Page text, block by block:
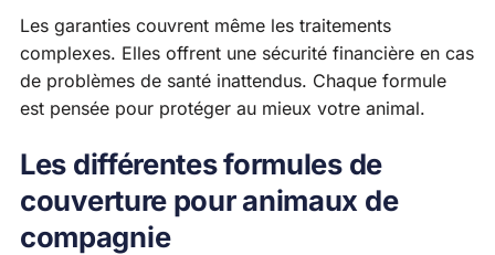
Les garanties couvrent même les traitements
complexes. Elles offrent une sécurité financière en cas
de problèmes de santé inattendus. Chaque formule
est pensée pour protéger au mieux votre animal.
Les différentes formules de
couverture pour animaux de
compagnie